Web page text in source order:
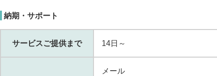
納期・サポート
サービスご提供まで 14日～
メール